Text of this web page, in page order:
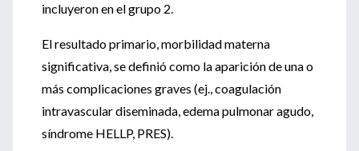
incluyeron en el grupo 2.
El resultado primario, morbilidad materna
significativa, se definió como la aparición de una o
más complicaciones graves (ej., coagulación
intravascular diseminada, edema pulmonar agudo,
síndrome HELLP, PRES).